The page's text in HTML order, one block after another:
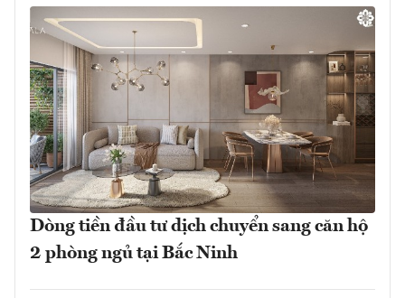
Dòng tiền đầu tư dịch chuyển sang căn hộ
2 phòng ngủ tại Bắc Ninh